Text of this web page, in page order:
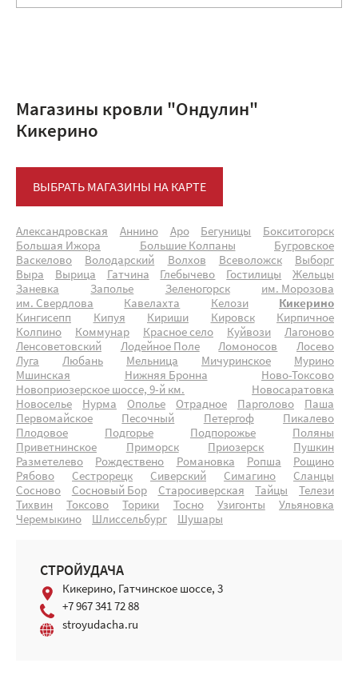
Магазины кровли "Ондулин"
Кикерино
ВЫБРАТЬ МАГАЗИНЫ НА КАРТЕ
Александровская Аннино Аро Бегуницы
Бокситогорск
Большая Ижора
Большие Колпаны
Бугровское
Васкелово
Володарский Волхов Всеволожск
Выборг
Выра
Вырица Гатчина Глебычево Гостилицы
Жельцы
Заневка
Заполье Зеленогорск
им. Морозова
им. Свердлова
Кавелахта Келози
Кикерино
Кингисепп
Кипуя Кириши Кировск
Кирпичное
Колпино
Коммунар Красное село Куйвози
Лагоново
Ленсоветовский
Лодейное Поле Ломоносов
Лосево
Луга
Любань Мельница Мичуринское
Мурино
Мшинская
Нижняя Бронна
Ново-Токсово
Новоприозерское шоссе, 9-й км.
Новосаратовка
Новоселье
Нурма Ополье Отрадное Парголово
Паша
Первомайское
Песочный Петергоф
Пикалево
Плодовое
Подгорье Подпорожье
Поляны
Приветнинское
Приморск Приозерск
Пушкин
Разметелево
Рождествено Романовка Ропша
Рощино
Рябово
Сестрорецк Сиверский Симагино
Сланцы
Сосново
Сосновый Бор Старосиверская Тайцы
Телези
Тихвин
Токсово Торики Тосно Узигонты
Ульяновка
Черемыкино
Шлиссельбург Шушары
СТРОЙУДАЧА
Кикерино, Гатчинское шоссе, 3
+7 967 341 72 88
stroyudacha.ru